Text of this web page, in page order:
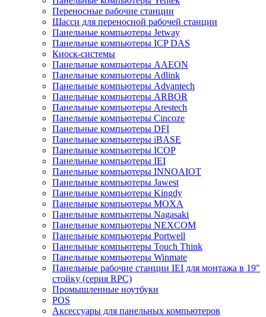
Переносные рабочие станции
Шасси для переносной рабочей станции
Панельные компьютеры Jetway
Панельные компьютеры ICP DAS
Киоск-системы
Панельные компьютеры AAEON
Панельные компьютеры Adlink
Панельные компьютеры Advantech
Панельные компьютеры ARBOR
Панельные компьютеры Arestech
Панельные компьютеры Cincoze
Панельные компьютеры DFI
Панельные компьютеры iBASE
Панельные компьютеры ICOP
Панельные компьютеры IEI
Панельные компьютеры INNOAIOT
Панельные компьютеры Jawest
Панельные компьютеры Kingdy
Панельные компьютеры MOXA
Панельные компьютеры Nagasaki
Панельные компьютеры NEXCOM
Панельные компьютеры Portwell
Панельные компьютеры Touch Think
Панельные компьютеры Winmate
Панельные рабочие станции IEI для монтажа в 19"
стойку (серия RPC)
Промышленные ноутбуки
POS
Аксессуары для панельных компьютеров